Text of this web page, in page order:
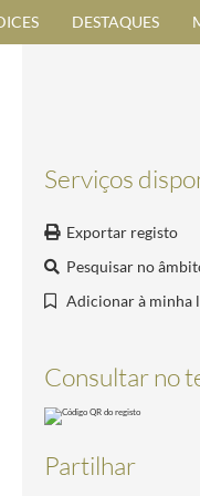
DESTAQUES
de Estado naquele país
Denis
Serviços
Exportar registo
Pesquisar no
Adicionar à minha
Consultar no
Partilhar